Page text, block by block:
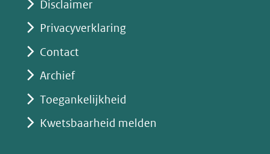
Disclaimer
Privacyverklaring
Contact
Archief
Toegankelijkheid
Kwetsbaarheid melden